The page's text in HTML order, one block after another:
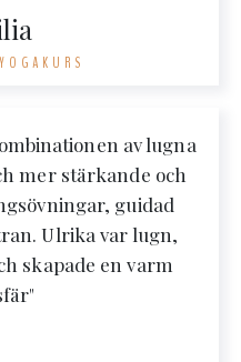
av lugna
mer stärkande och
guidad
Ulrika var lugn,
skapade en varm